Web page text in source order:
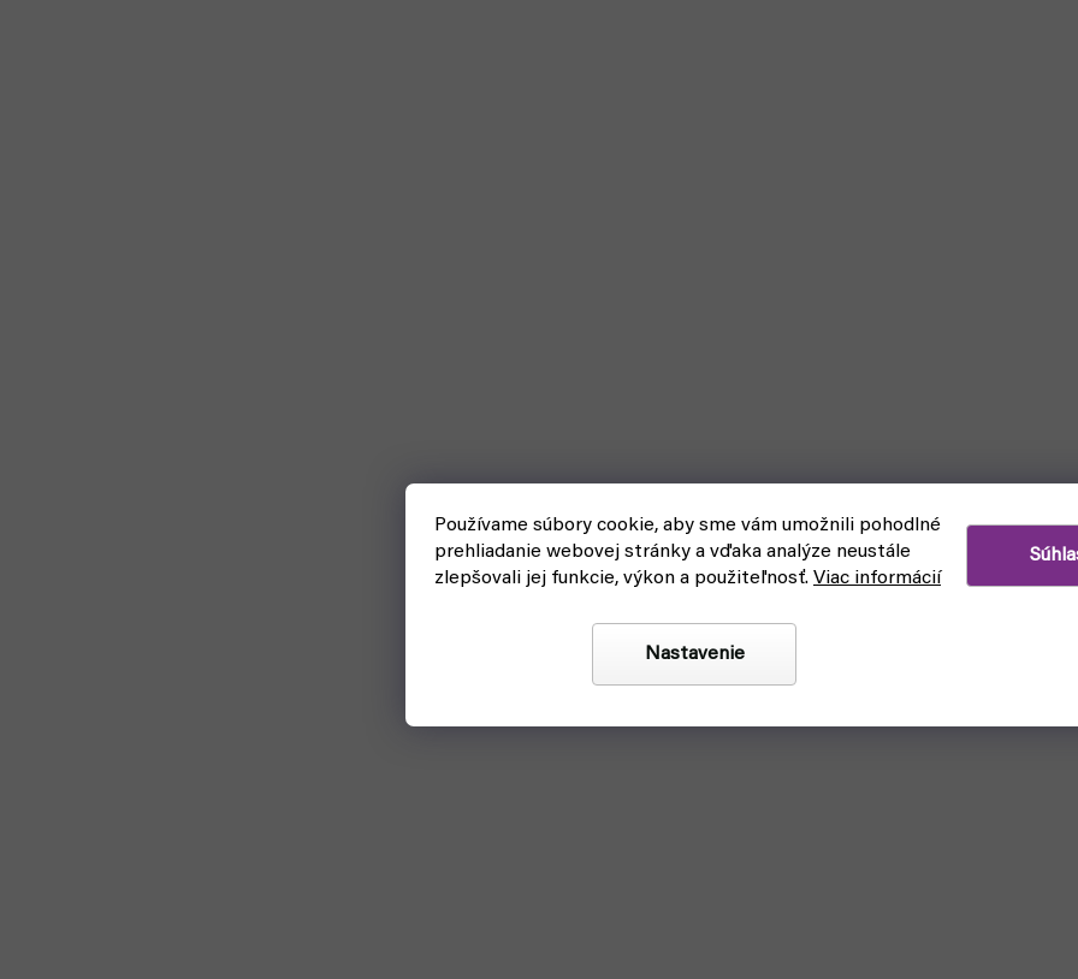
Používame súbory cookie, aby sme vám umožnili pohodlné
prehliadanie webovej stránky a vďaka analýze neustále
zlepšovali jej funkcie, výkon a použiteľnosť. Viac informácií
Nastavenie